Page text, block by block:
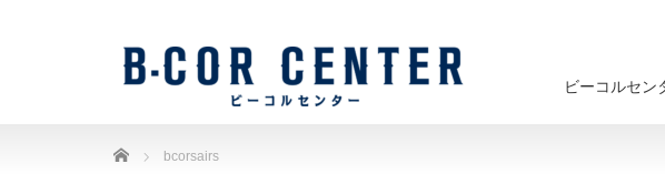
ビーコルセン
Home bcorsairs